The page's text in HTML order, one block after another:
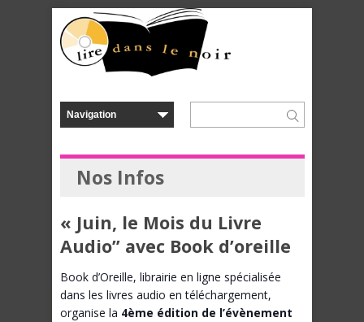
Nos Infos
« Juin, le Mois du Livre
Audio” avec Book d’oreille
Book d’Oreille, librairie en ligne spécialisée
dans les livres audio en téléchargement,
organise la 4ème édition de l’évènement